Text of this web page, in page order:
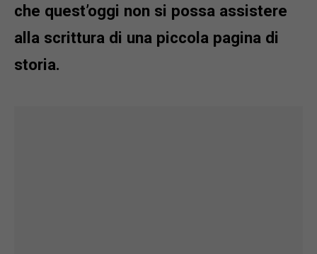
che quest’oggi non si possa assistere
alla scrittura di una piccola pagina di
storia.